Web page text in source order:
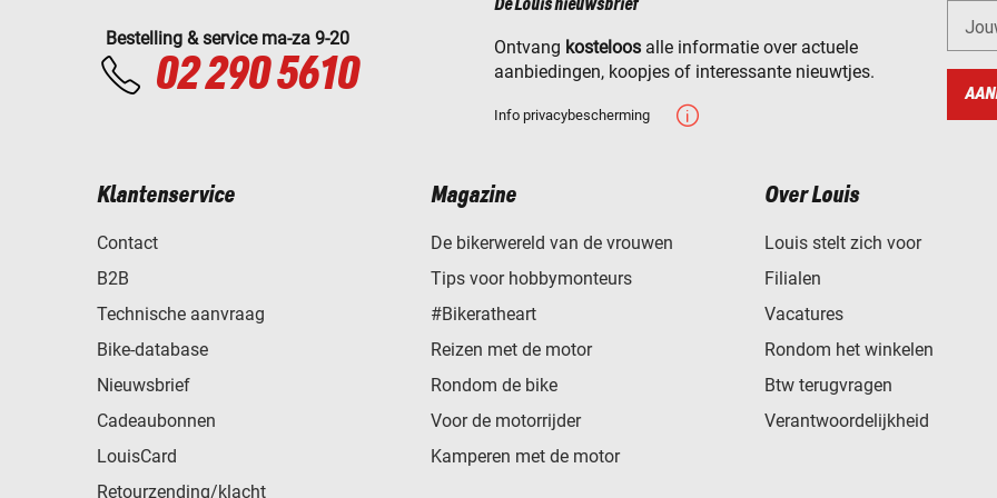
Bestelling & service ma-za 9-20
02 290 5610
De Louis nieuwsbrief
Ontvang kosteloos alle informatie over actuele
aanbiedingen, koopjes of interessante nieuwtjes.
Info privacybescherming
Klantenservice
Contact
B2B
Technische aanvraag
Bike-database
Nieuwsbrief
Cadeaubonnen
LouisCard
Retourzending/klacht
Magazine
De bikerwereld van de vrouwen
Tips voor hobbymonteurs
#Bikeratheart
Reizen met de motor
Rondom de bike
Voor de motorrijder
Kamperen met de motor
Over Louis
Louis stelt zich voor
Filialen
Vacatures
Rondom het winkelen
Btw terugvragen
Verantwoordelijkheid